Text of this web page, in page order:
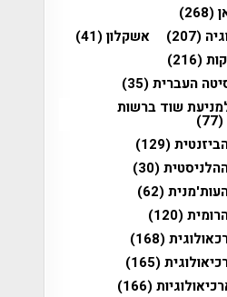
(268)
(207) אשקלון(41)
(216)
העברית(35)
שוד ברשות
(77)
(129)
(30)
(62)
(120)
(168)
(165)
(166)